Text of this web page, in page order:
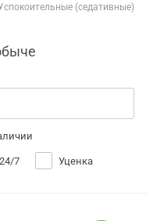
(седативные)
7 Уценка